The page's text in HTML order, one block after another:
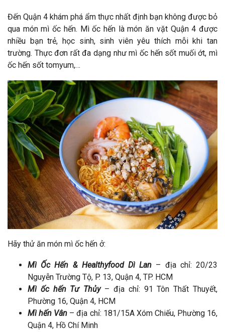
Đến Quận 4 khám phá ẩm thực nhất định bạn không được bỏ
qua món mì ốc hến. Mì ốc hến là món ăn vặt Quận 4 được
nhiều bạn trẻ, học sinh, sinh viên yêu thích mỗi khi tan
trường. Thực đơn rất đa dạng như mì ốc hến sốt muối ớt, mì
ốc hến sốt tomyum,…
Hãy thử ăn món mì ốc hến ở:
Mì Ốc Hến & Healthyfood Dì Lan – địa chỉ: 20/23
Nguyễn Trường Tộ, P. 13, Quận 4, TP. HCM
Mì ốc hến Tư Thủy– địa chỉ: 91 Tôn Thất Thuyết,
Phường 16, Quận 4, HCM
Mì hến Vân – địa chỉ: 181/15A Xóm Chiếu, Phường 16,
Quận 4, Hồ Chí Minh